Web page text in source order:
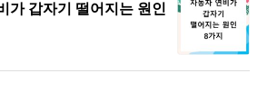
가 갑자기 떨어지는 원인